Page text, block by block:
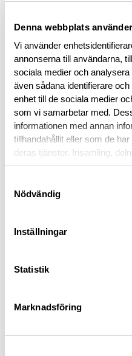
Denna webbplats
Vi använder
annonserna till användarna,
sociala medier och
även sådana identifierare
enhet till de sociala medier
som vi samarbetar med.
informationen med annan
tillhandahållit eller som de
deras tjänster. Insamling,
personuppgifter kan
Nödvändig
Inställningar
Statistik
Marknadsföring
BESKRIVNING
SPECIFIKATIONER
FICKOR & HÅLLARE